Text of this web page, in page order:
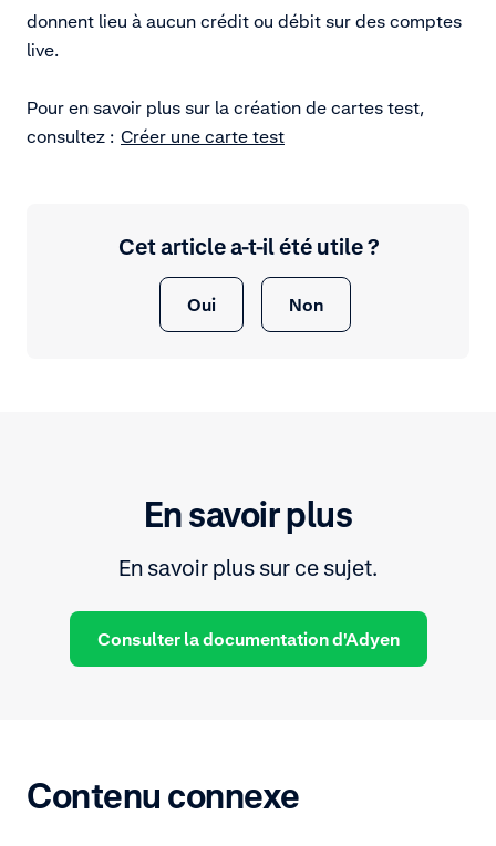
donnent lieu à aucun crédit ou débit sur des comptes
live.
Pour en savoir plus sur la création de cartes test,
consultez : Créer une carte test
Cet article a-t-il été utile ?
Oui Non
En savoir plus
En savoir plus sur ce sujet.
Consulter la documentation d'Adyen
Contenu connexe